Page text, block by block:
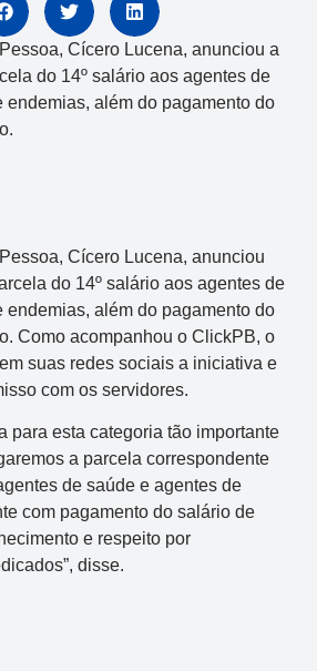
Cícero Lucena, anunciou a
do 14º salário aos agentes de
endemias, além do pagamento do
Cícero Lucena, anunciou
do 14º salário aos agentes de
endemias, além do pagamento do
Como acompanhou o ClickPB, o
suas redes sociais a iniciativa e
com os servidores.
para esta categoria tão importante
a parcela correspondente
de saúde e agentes de
com pagamento do salário de
e respeito por
disse.